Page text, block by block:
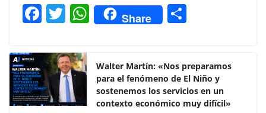
F
c
e
b
T
itt
er
W
h
s
A
Share
p
ar
Walter Martín: «Nos preparamos
para el fenómeno de El Niño y
sostenemos los servicios en un
contexto económico muy difícil»